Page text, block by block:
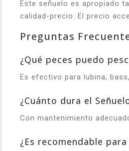
Este señuelo es apropiado
calidad-precio. El precio
Preguntas
¿Qué peces puedo
Es efectivo para lubina,
¿Cuánto dura el
Con mantenimiento
¿Es recomendable